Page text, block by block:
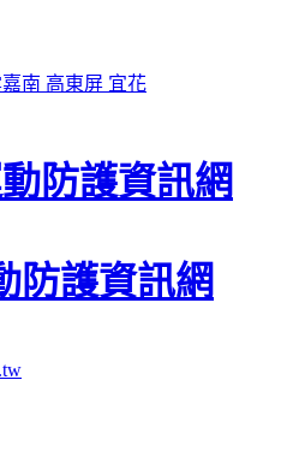
南 高東屏 宜花
防護資訊網